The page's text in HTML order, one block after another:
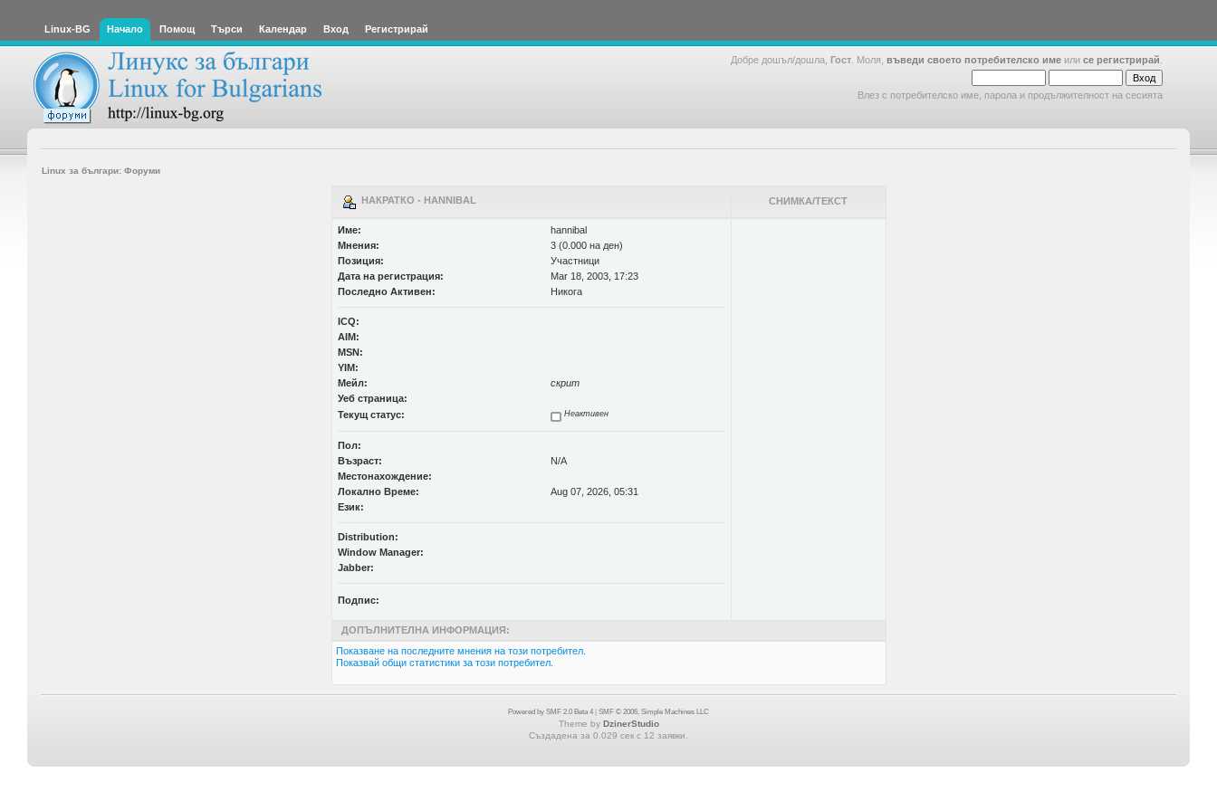
Linux-BG Начало Помощ Търси Календар Вход Регистрирай
Добре дошъл/дошла, Гост . Моля, въведи своето потребителско име или се регистрирай
Влез с потребителско име, парола и продължителност на сесията
Linux за българи: Форуми
НАКРАТКО - HANNIBAL СНИМКА/ТЕКСТ
Име:
hannibal
Мнения:
3 (0.000 на ден)
Позиция:
Участници
Дата на регистрация:
Mar 18, 2003, 17:23
Последно Активен:
Никога
ICQ:
AIM:
MSN:
YIM:
Мейл:
скрит
Уеб страница:
Текущ статус:
Неактивен
Пол:
Възраст:
N/A
Местонахождение:
Локално Време:
Aug 07, 2026, 05:31
Език:
Distribution:
Window Manager:
Jabber:
Подпис:
ДОПЪЛНИТЕЛНА ИНФОРМАЦИЯ:
Показване на последните мнения на този потребител.
Показвай общи статистики за този потребител.
Powered by SMF 2.0 Beta 4 SMF © 2006, Simple Machines LLC
Theme by DzinerStudio
Създадена за 0.029 сек с 12 заявки.